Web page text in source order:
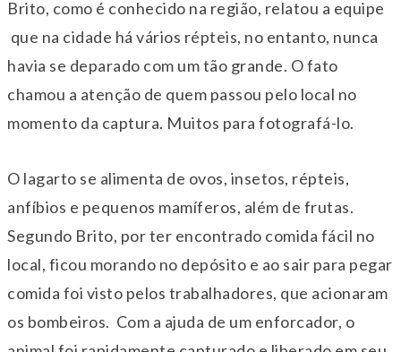
Brito, como é conhecido na região, relatou a equipe
que na cidade há vários répteis, no entanto, nunca
havia se deparado com um tão grande. O fato
chamou a atenção de quem passou pelo local no
momento da captura. Muitos para fotografá-lo.
O lagarto se alimenta de ovos, insetos, répteis,
anfíbios e pequenos mamíferos, além de frutas.
Segundo Brito, por ter encontrado comida fácil no
local, ficou morando no depósito e ao sair para pegar
comida foi visto pelos trabalhadores, que acionaram
os bombeiros. Com a ajuda de um enforcador, o